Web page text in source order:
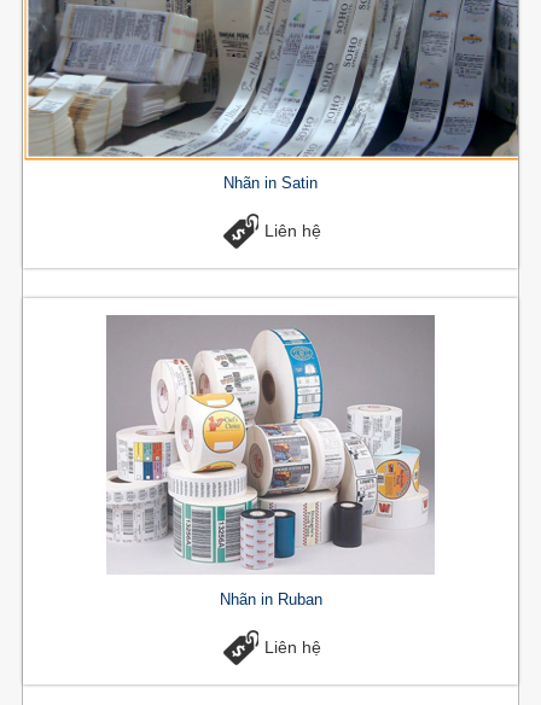
Nhãn in Satin
Liên hệ
Nhãn in Ruban
Liên hệ